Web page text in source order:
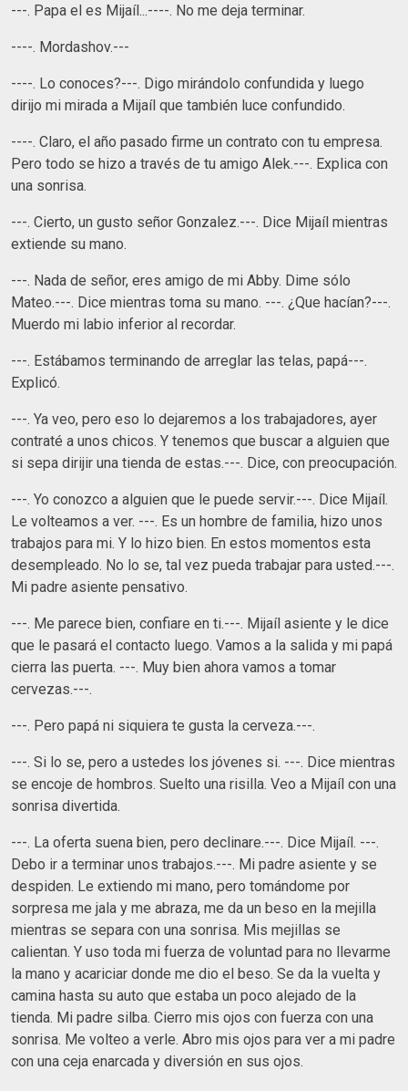
---. Papa el es Mijaíl...----. No me deja terminar.
----. Mordashov.---
----. Lo conoces?---. Digo mirándolo confundida y luego
dirijo mi mirada a Mijaíl que también luce confundido.
----. Claro, el año pasado firme un contrato con tu empresa.
Pero todo se hizo a través de tu amigo Alek.---. Explica con
una sonrisa.
---. Cierto, un gusto señor Gonzalez.---. Dice Mijaíl mientras
extiende su mano.
---. Nada de señor, eres amigo de mi Abby. Dime sólo
Mateo.---. Dice mientras toma su mano. ---. ¿Que hacían?---.
Muerdo mi labio inferior al recordar.
---. Estábamos terminando de arreglar las telas, papá---.
Explicó.
---. Ya veo, pero eso lo dejaremos a los trabajadores, ayer
contraté a unos chicos. Y tenemos que buscar a alguien que
si sepa dirijir una tienda de estas.---. Dice, con preocupación.
---. Yo conozco a alguien que le puede servir.---. Dice Mijaíl.
Le volteamos a ver. ---. Es un hombre de familia, hizo unos
trabajos para mi. Y lo hizo bien. En estos momentos esta
desempleado. No lo se, tal vez pueda trabajar para usted.---.
Mi padre asiente pensativo.
---. Me parece bien, confiare en ti.---. Mijaíl asiente y le dice
que le pasará el contacto luego. Vamos a la salida y mi papá
cierra las puerta. ---. Muy bien ahora vamos a tomar
cervezas.---.
---. Pero papá ni siquiera te gusta la cerveza.---.
---. Si lo se, pero a ustedes los jóvenes si. ---. Dice mientras
se encoje de hombros. Suelto una risilla. Veo a Mijaíl con una
sonrisa divertida.
---. La oferta suena bien, pero declinare.---. Dice Mijaíl. ---.
Debo ir a terminar unos trabajos.---. Mi padre asiente y se
despiden. Le extiendo mi mano, pero tomándome por
sorpresa me jala y me abraza, me da un beso en la mejilla
mientras se separa con una sonrisa. Mis mejillas se
calientan. Y uso toda mi fuerza de voluntad para no llevarme
la mano y acariciar donde me dio el beso. Se da la vuelta y
camina hasta su auto que estaba un poco alejado de la
tienda. Mi padre silba. Cierro mis ojos con fuerza con una
sonrisa. Me volteo a verle. Abro mis ojos para ver a mi padre
con una ceja enarcada y diversión en sus ojos.